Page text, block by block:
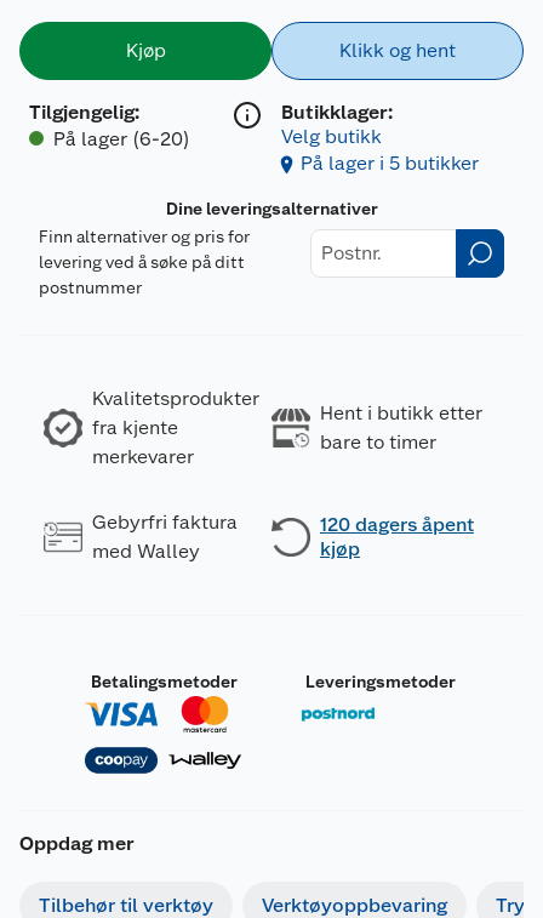
Kjøp
Tilgjengelig:
På lager (6-20)
Klikk og hent
Butikklager:
Velg butikk
På lager i 5 butikker
Dine leveringsalternativer
Finn alternativer og pris for
levering ved å søke på ditt
postnummer
Kvalitetsprodukter
fra kjente
merkevarer
Hent i butikk etter
bare to timer
Gebyrfri faktura
med Walley
120 dagers åpent
kjøp
Betalingsmetoder Leveringsmetoder
Oppdag mer
Tilbehør til verktøy Verktøyoppbevaring